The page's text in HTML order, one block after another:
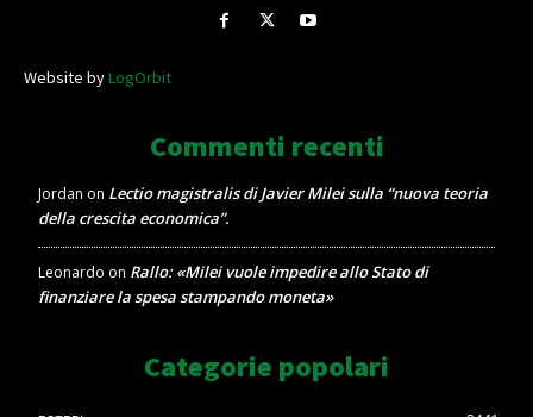
Website byLogOrbit
Commenti recenti
Jordan on Lectio magistralis di Javier Milei sulla “nuova teoria
della crescita economica”.
Leonardo on Rallo: «Milei vuole impedire allo Stato di
finanziare la spesa stampando moneta»
Categorie popolari